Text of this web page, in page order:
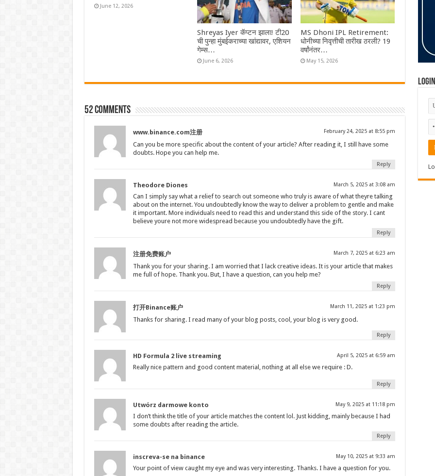
June 12, 2026
Shreyas Iyer कॅप्टन झाला! टी20
ची पुन्हा मुंबईकराच्या खांद्यावर, एशियन
गेम्स…
June 6, 2026
MS Dhoni IPL Retirement:
धोनीच्या निवृत्तीची तारीख ठरली? 19
वर्षांनंतर…
May 15, 2026
52 comments
www.binance.com注册 February 24, 2025 at 8:55 pm
Can you be more specific about the content of your article? After reading it, I still have some
doubts. Hope you can help me.
Reply
Theodore Diones March 5, 2025 at 3:08 am
Can I simply say what a relief to search out someone who truly is aware of what theyre talking
about on the internet. You undoubtedly know the way to deliver a problem to gentle and make
it important. More individuals need to read this and understand this side of the story. I cant
believe youre not more widespread because you undoubtedly have the gift.
Reply
注册免费账户 March 7, 2025 at 6:23 am
Thank you for your sharing. I am worried that I lack creative ideas. It is your article that makes
me full of hope. Thank you. But, I have a question, can you help me?
Reply
打开Binance账户 March 11, 2025 at 1:23 pm
Thanks for sharing. I read many of your blog posts, cool, your blog is very good.
Reply
HD Formula 2 live streaming April 5, 2025 at 6:59 am
Really nice pattern and good content material, nothing at all else we require : D.
Reply
Utwórz darmowe konto May 9, 2025 at 11:18 pm
I don’t think the title of your article matches the content lol. Just kidding, mainly because I had
some doubts after reading the article.
Reply
inscreva-se na binance May 10, 2025 at 9:33 am
Your point of view caught my eye and was very interesting. Thanks. I have a question for you.
Login